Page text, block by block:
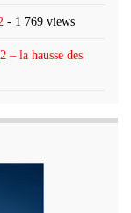
- 1 769 views
– la hausse des